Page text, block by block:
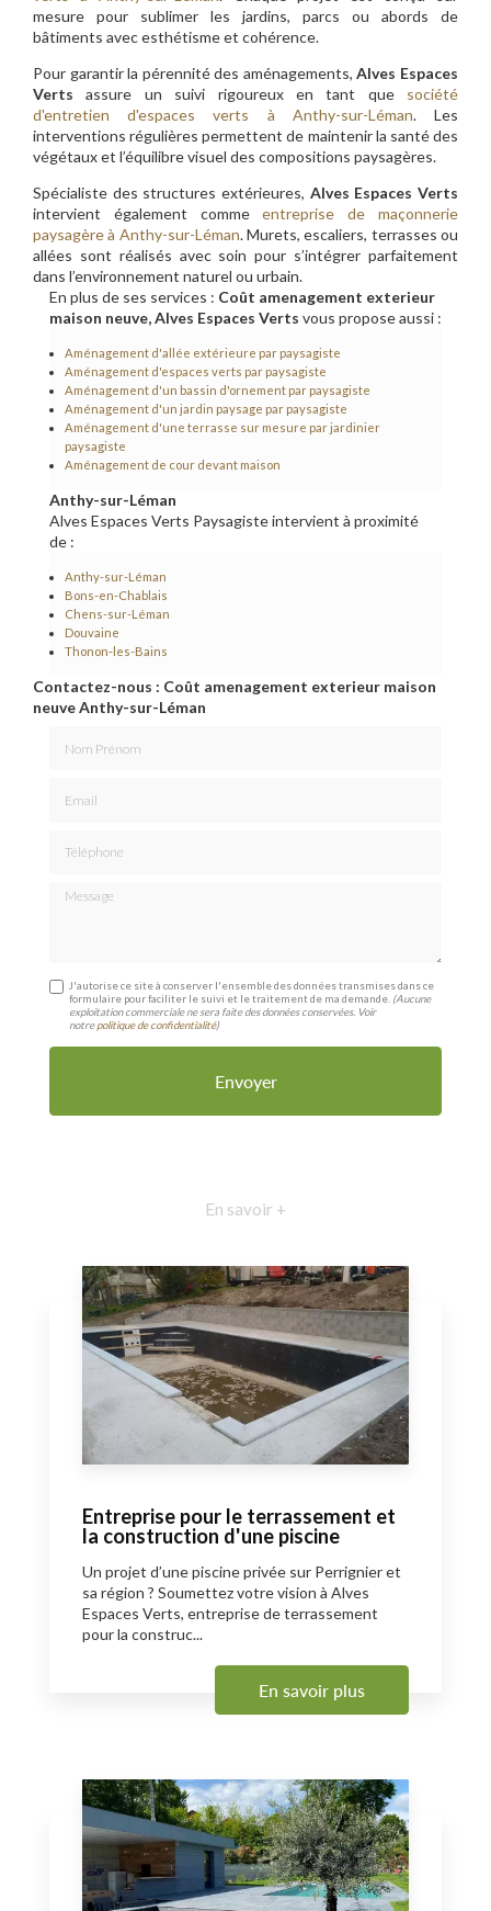
mesure pour sublimer les jardins, parcs ou abords de
bâtiments avec esthétisme et cohérence.
Pour garantir la pérennité des aménagements,Alves Espaces
Verts assure un suivi rigoureux en tant que société
d'entretien d'espaces verts à Anthy-sur-Léman. Les
interventions régulières permettent de maintenir la santé des
végétaux et l’équilibre visuel des compositions paysagères.
Spécialiste des structures extérieures, Alves Espaces Verts
intervient également commeentreprise de maçonnerie
paysagère à Anthy-sur-Léman. Murets, escaliers, terrasses ou
allées sont réalisés avec soin pour s’intégrer parfaitement
dans l’environnement naturel ou urbain.
En plus de ses services : Coût amenagement exterieur
maison neuve, Alves Espaces Verts vous propose aussi :
Aménagement d'allée extérieure par paysagiste
Aménagement d'espaces verts par paysagiste
Aménagement d'un bassin d'ornement par paysagiste
Aménagement d'un jardin paysage par paysagiste
Aménagement d'une terrasse sur mesure par jardinier
paysagiste
Aménagement de cour devant maison
Anthy-sur-Léman
Alves Espaces Verts Paysagiste intervient à proximité
de :
Anthy-sur-Léman
Bons-en-Chablais
Chens-sur-Léman
Douvaine
Thonon-les-Bains
Contactez-nous : Coût amenagement exterieur maison
neuve Anthy-sur-Léman
Message
J'autorise ce site à conserver l'ensemble des données transmises dans ce
formulaire pour faciliter le suivi et le traitement de ma demande. (Aucune
exploitation commerciale ne sera faite des données conservées. Voir
notrepolitique de confidentialité)
En savoir +
Entreprise pour le terrassement et
la construction d'une piscine
Un projet d’une piscine privée sur Perrignier et
sa région ? Soumettez votre vision à Alves
Espaces Verts, entreprise de terrassement
pour la construc...
En savoir plus